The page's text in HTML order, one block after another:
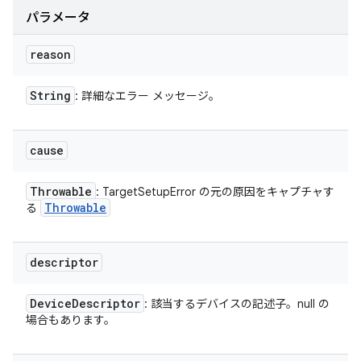
パラメータ
reason
String : 詳細なエラー メッセージ。
cause
Throwable : TargetSetupError の元の原因をキャプチャす
る
Throwable
descriptor
DeviceDescriptor : 該当するデバイスの記述子。null の
場合もあります。